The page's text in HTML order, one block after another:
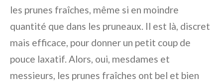
les prunes fraîches, même si en moindre
quantité que dans les pruneaux. Il est là, discret
mais efficace, pour donner un petit coup de
pouce laxatif. Alors, oui, mesdames et
messieurs, les prunes fraîches ont bel et bien